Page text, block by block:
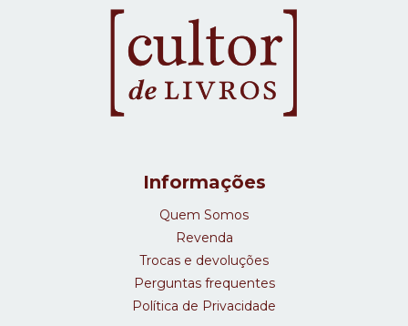
Informações
Quem Somos
Revenda
Trocas e devoluções
Perguntas frequentes
Política de Privacidade